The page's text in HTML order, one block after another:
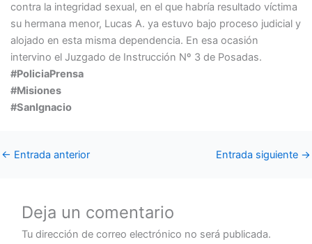
contra la integridad sexual, en el que habría resultado víctima
su hermana menor, Lucas A. ya estuvo bajo proceso judicial y
alojado en esta misma dependencia. En esa ocasión
intervino el Juzgado de Instrucción Nº 3 de Posadas.
#PoliciaPrensa
#Misiones
#SanIgnacio
← Entrada anterior Entrada siguiente →
Deja un comentario
Tu dirección de correo electrónico no será publicada.